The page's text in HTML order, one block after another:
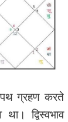
ग्रहण करते